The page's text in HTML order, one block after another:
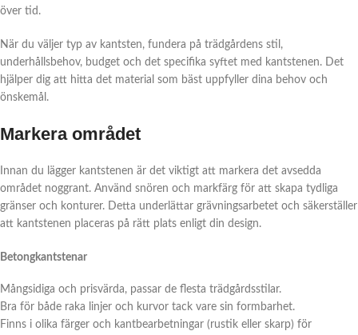
över tid.
När du väljer typ av kantsten, fundera på trädgårdens stil,
underhållsbehov, budget och det specifika syftet med kantstenen. Det
hjälper dig att hitta det material som bäst uppfyller dina behov och
önskemål.
Markera området
Innan du lägger kantstenen är det viktigt att markera det avsedda
området noggrant. Använd snören och markfärg för att skapa tydliga
gränser och konturer. Detta underlättar grävningsarbetet och säkerställer
att kantstenen placeras på rätt plats enligt din design.
Betongkantstenar
Mångsidiga och prisvärda, passar de flesta trädgårdsstilar.
Bra för både raka linjer och kurvor tack vare sin formbarhet.
Finns i olika färger och kantbearbetningar (rustik eller skarp) för